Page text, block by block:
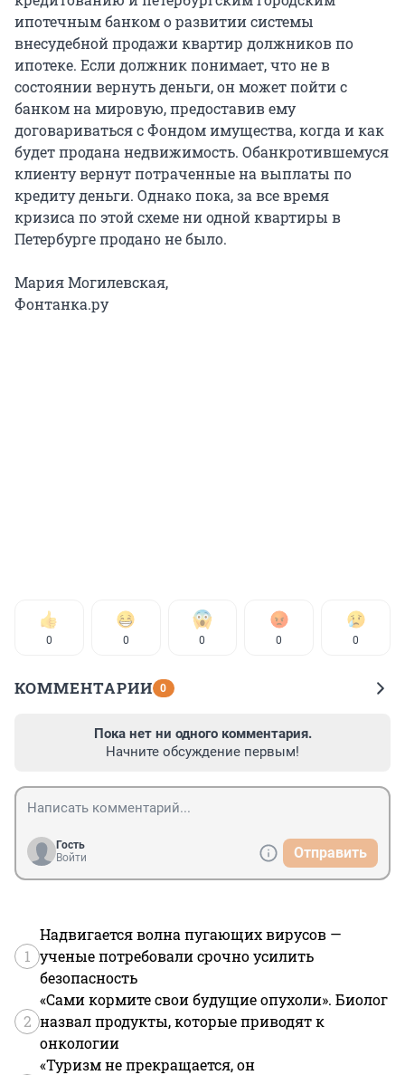
ипотечным банком о развитии системы
внесудебной продажи квартир должников по
ипотеке. Если должник понимает, что не в
состоянии вернуть деньги, он может пойти с
банком на мировую, предоставив ему
договариваться с Фондом имущества, когда и как
будет продана недвижимость. Обанкротившемуся
клиенту вернут потраченные на выплаты по
кредиту деньги. Однако пока, за все время
кризиса по этой схеме ни одной квартиры в
Петербурге продано не было.
Мария Могилевская,
Фонтанка.ру
0 0 0 0 0
КОММЕНТАРИИ 0
Пока нет ни одного комментария.
Начните обсуждение первым!
Гость
Войти
Отправить
1
Надвигается волна пугающих вирусов —
ученые потребовали срочно усилить
безопасность
2
«Сами кормите свои будущие опухоли». Биолог
назвал продукты, которые приводят к
онкологии
«Туризм не прекращается, он